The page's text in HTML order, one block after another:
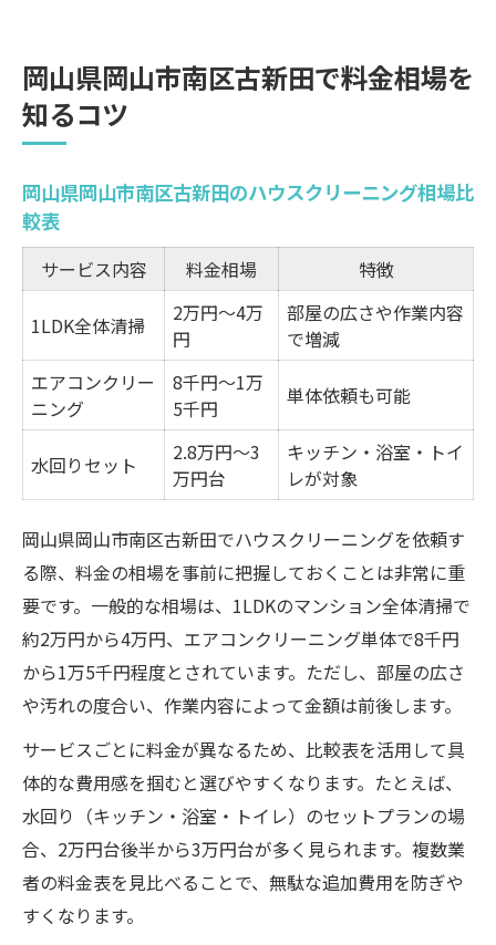
岡山でおすすめのハウスクリーニング選び
方
ハウスクリーニングの賢い依頼時期と料金変動
ハウスクリーニングが安くなる時期とは
繁忙期と閑散期の料金差に注目
おそうじ本舗を安く頼むタイミング
時期ごとの割引やキャンペーン活用術
料金表を理解して納得のいく選び方を実践
ハウスクリーニング料金表で比較する方法
料金表の見方と注意すべき項目
サービス内容ごとの料金内訳を知る
追加費用が発生するパターンとは
納得できる業者選びの実践ポイント
口コミや安心材料から見るハウスクリーニング
比較
口コミ評価で選ぶハウスクリーニングの安
心感
ハウスクリーニング業者の対応エリア比較
表
損害保険や女性スタッフ対応の有無を確認
利用者の声から見える料金満足度
安心材料のチェックポイントまとめ
岡山県岡山市南区古新田で料金相場を
知るコツ
岡山県岡山市南区古新田のハウスクリーニング相場比
較表
サービス内容 料金相場 特徴
1LDK全体清掃
2万円～4万
円
部屋の広さや作業内容
で増減
エアコンクリー
ニング
8千円～1万
5千円
単体依頼も可能
水回りセット
2.8万円～3
万円台
キッチン・浴室・トイ
レが対象
岡山県岡山市南区古新田でハウスクリーニングを依頼す
る際、料金の相場を事前に把握しておくことは非常に重
要です。一般的な相場は、1LDKのマンション全体清掃で
約2万円から4万円、エアコンクリーニング単体で8千円
から1万5千円程度とされています。ただし、部屋の広さ
や汚れの度合い、作業内容によって金額は前後します。
サービスごとに料金が異なるため、比較表を活用して具
体的な費用感を掴むと選びやすくなります。たとえば、
水回り（キッチン・浴室・トイレ）のセットプランの場
合、2万円台後半から3万円台が多く見られます。複数業
者の料金表を見比べることで、無駄な追加費用を防ぎや
すくなります。